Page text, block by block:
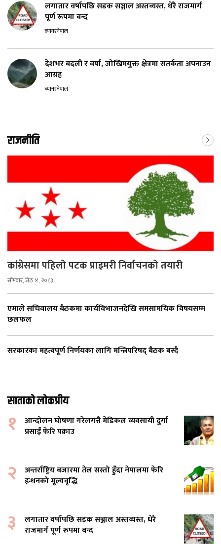
लगातार वर्षापछि सडक सञ्जाल अस्तव्यस्त, धेरै राजमार्ग
पूर्ण रूपमा बन्द
ब्यानरनेपाल
देशभर बदली र वर्षा, जोखिमयुक्त क्षेत्रमा सतर्कता अपनाउन
आग्रह
ब्यानरनेपाल
राजनीति
कांग्रेसमा पहिलो पटक प्राइमरी निर्वाचनको तयारी
सोमबार, जेठ ४, २०८३
एमाले सचिवालय बैठकमा कार्यविभाजनदेखि समसामयिक विषयसम्म
छलफल
सरकारका महत्वपूर्ण निर्णयका लागि मन्त्रिपरिषद् बैठक बस्दै
साताको लोकप्रीय
१
आन्दोलन घोषणा गरेलगत्तै मेडिकल व्यवसायी दुर्गा
प्रसाईं फेरि पक्राउ
२
अन्तर्राष्ट्रिय बजारमा तेल सस्तो हुँदा नेपालमा फेरि
इन्धनको मूल्यवृद्धि
३
लगातार वर्षापछि सडक सञ्जाल अस्तव्यस्त, धेरै
राजमार्ग पूर्ण रूपमा बन्द